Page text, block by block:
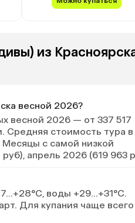
из
весной 2026?
весной 2026 — от 337 517
Средняя стоимость тура в
с самой низкой
апрель 2026 (619 963
воды +29…+31°C.
Для купания чаще всего